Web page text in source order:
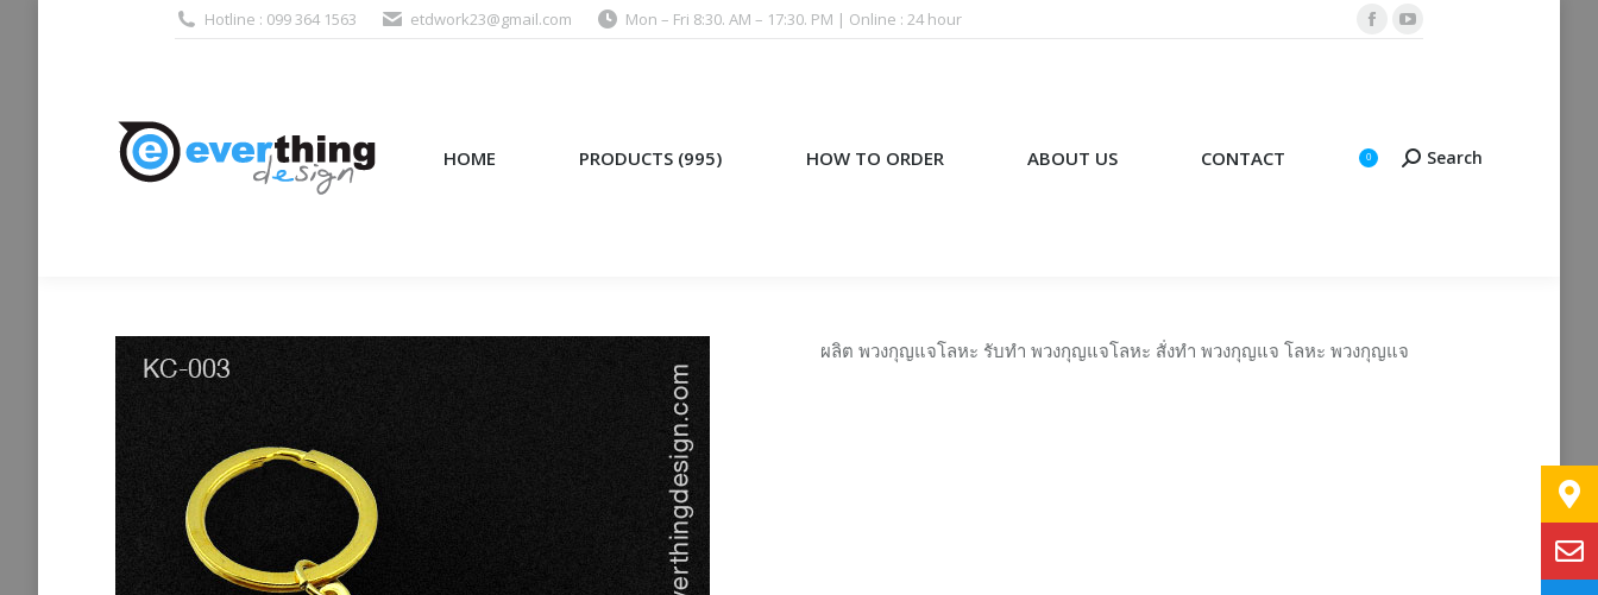
Hotline : 099 364 1563 etdwork23@gmail.com Mon – Fri 8:30. AM – 17:30. PM | Online : 24 hour
Facebook
new
YouTube
new
HOME PRODUCTS (995) HOW TO ORDER ABOUT US CONTACT 0 Search:
Search
ผลิต พวงกุญแจโลหะ รับทำ พวงกุญแจโลหะ สั่งทำ พวงกุญแจ โลหะ พวงกุญแจ
HOME PRODUCTS (995) HOW TO ORDER ABOUT US CONTACT 0 Search:
Search